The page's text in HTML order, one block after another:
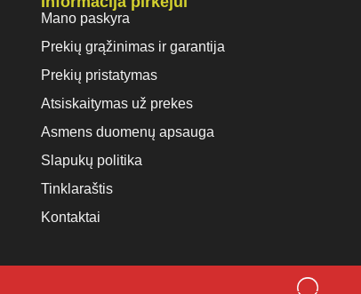
Mano paskyra
Prekių grąžinimas ir garantija
Prekių pristatymas
Atsiskaitymas už prekes
Asmens duomenų apsauga
Slapukų politika
Tinklaraštis
Kontaktai